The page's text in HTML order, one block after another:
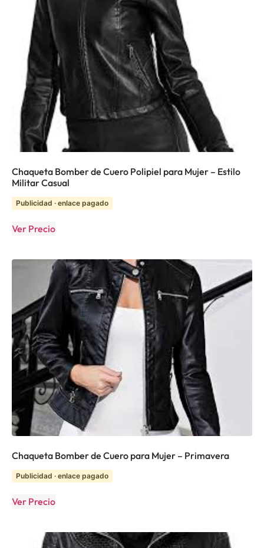
Chaqueta Bomber de Cuero Polipiel para Mujer – Estilo
Militar Casual
Publicidad · enlace pagado
Ver Precio
Chaqueta Bomber de Cuero para Mujer – Primavera
Publicidad · enlace pagado
Ver Precio